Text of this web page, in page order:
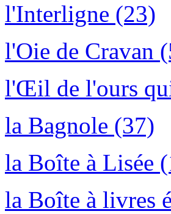
l'Interligne (23)
l'Oie de Cravan
l'Œil de l'ours
la Bagnole (37)
la Boîte à Lisée
la Boîte à livres